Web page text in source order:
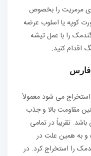
مرمریت را بخصوص
کوپه یا اسلوب عرضه
را با عمل تیشه
اقدام کنید.
فارس
می شود معمولاً
مقاومت بالا و جذب
تقریباً در تمامی
و به همین علت در
را استخراج کرد. در